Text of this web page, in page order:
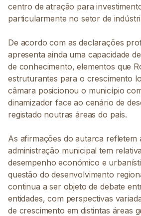
centro de atração para
particularmente no setor de
De acordo com as declarações
apresenta ainda uma capacidade
de conhecimento, elementos que
estruturantes para o crescimento
câmara posicionou o município
dinamizador face ao cenário de
registado noutras áreas do país.
As afirmações do autarca refletem
administração municipal tem
desempenho económico e
questão do desenvolvimento
continua a ser objeto de debate
entidades, com perspectivas
de crescimento em distintas áreas